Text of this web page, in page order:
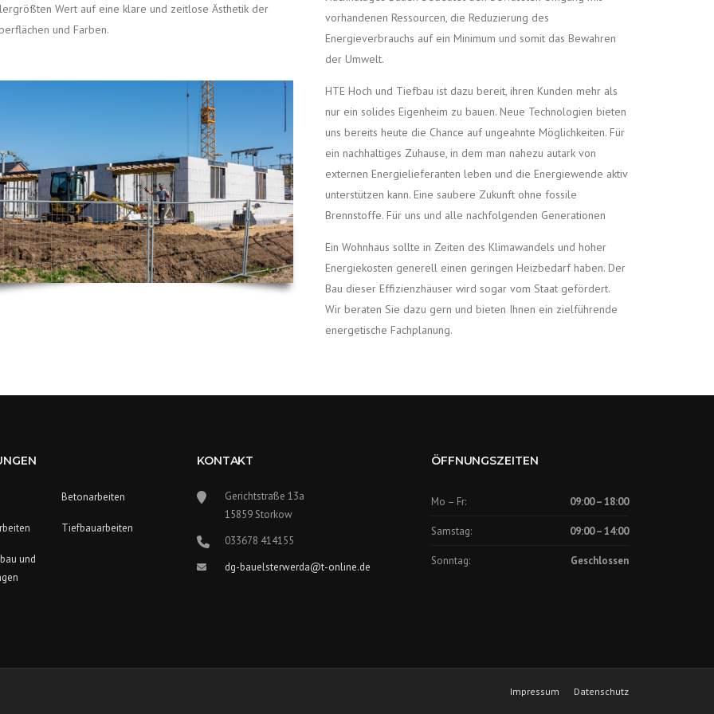
Wert auf eine klare und zeitlose Ästhetik der
und Farben.
vorhandenen Ressourcen, die Reduzierung des
Energieverbrauchs auf ein Minimum und somit das Bewahren
der Umwelt.
HTE Hoch und Tiefbau ist dazu bereit, ihren Kunden mehr als
nur ein solides Eigenheim zu bauen. Neue Technologien bieten
uns bereits heute die Chance auf ungeahnte Möglichkeiten. Für
ein nachhaltiges Zuhause, in dem man nahezu autark von
externen Energielieferanten leben und die Energiewende aktiv
unterstützen kann. Eine saubere Zukunft ohne fossile
Brennstoffe. Für uns und alle nachfolgenden Generationen
Ein Wohnhaus sollte in Zeiten des Klimawandels und hoher
Energiekosten generell einen geringen Heizbedarf haben. Der
Bau dieser Effizienzhäuser wird sogar vom Staat gefördert.
Wir beraten Sie dazu gern und bieten Ihnen ein zielführende
energetische Fachplanung.
Betonarbeiten
Tiefbauarbeiten
und
KONTAKT
Gerichtstraße 13a
15859 Storkow
033678 414155
dg-bauelsterwerda@t-online.de
ÖFFNUNGSZEITEN
Mo – Fr: 09:00 – 18:00
Samstag: 09:00 – 14:00
Sonntag: Geschlossen
Impressum Datenschutz